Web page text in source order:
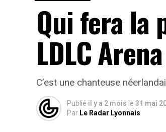
Qui fera la
LDLC
C’est une chanteuse
Publié il y a 2 mois le 31 mai
Par Le Radar Lyonnais